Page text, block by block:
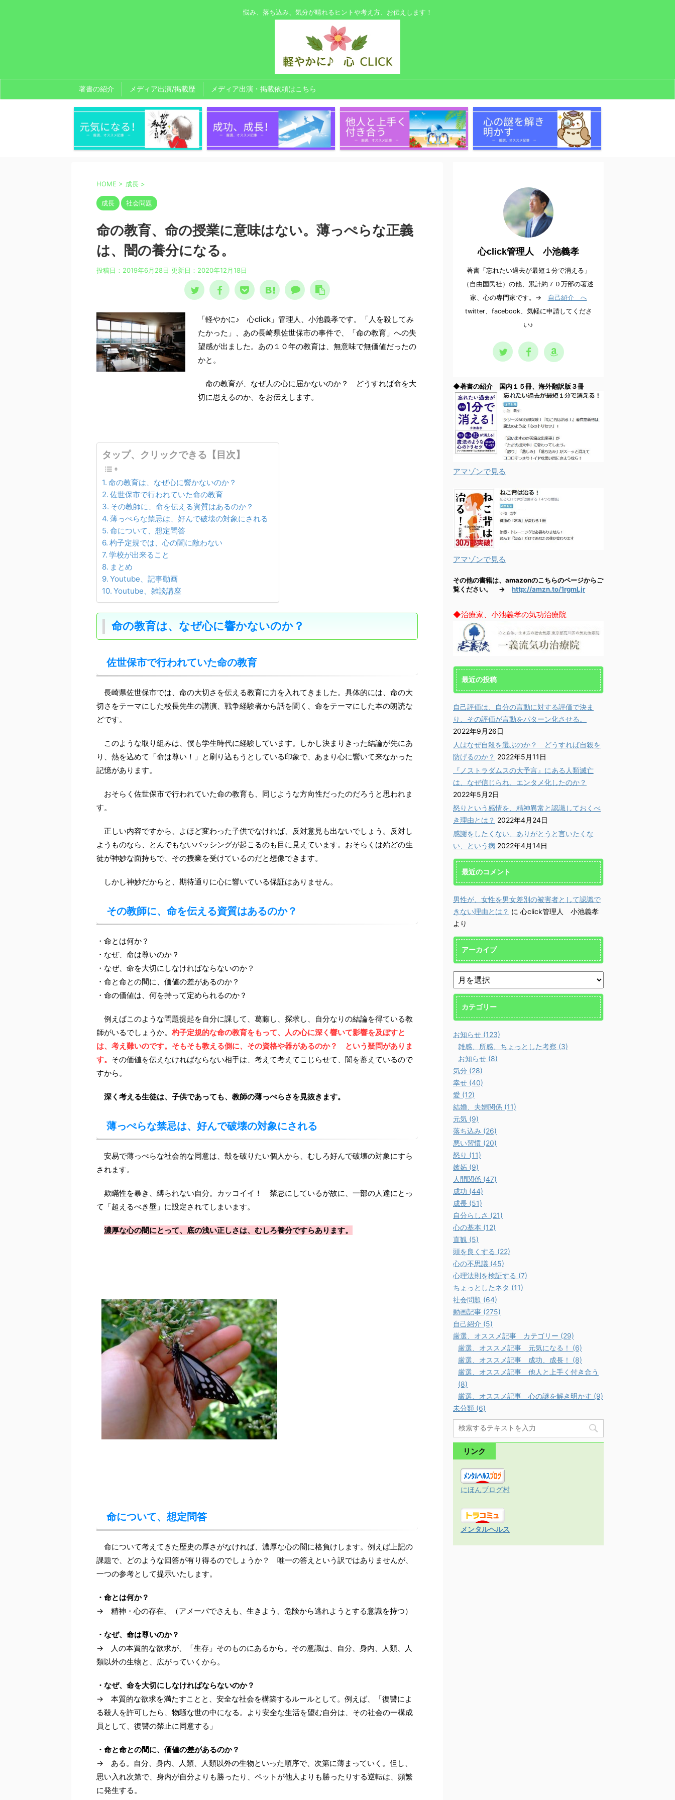
悩み、落ち込み、気分が晴れるヒントや考え方、お伝えします！
著書の紹介 メディア出演/掲載歴 メディア出演・掲載依頼はこちら
HOME > 成長 >
成長 社会問題
命の教育、命の授業に意味はない。薄っぺらな正義
は、闇の養分になる。
投稿日：2019年6月28日 更新日： 2020年12月18日
「軽やかに♪ 心click」管理人、小池義孝です。「人を殺してみ
たかった」、あの長崎県佐世保市の事件で、「命の教育」への失
望感が出ました。あの１０年の教育は、無意味で無価値だったの
かと。
命の教育が、なぜ人の心に届かないのか？ どうすれば命を大
切に思えるのか、をお伝えします。
タップ、クリックできる【目次】
命の教育は、なぜ心に響かないのか？
佐世保市で行われていた命の教育
その教師に、命を伝える資質はあるのか？
薄っぺらな禁忌は、好んで破壊の対象にされる
命について、想定問答
杓子定規では、心の闇に敵わない
学校が出来ること
まとめ
Youtube、記事動画
Youtube、雑談講座
命の教育は、なぜ心に響かないのか？
佐世保市で行われていた命の教育
長崎県佐世保市では、命の大切さを伝える教育に力を入れてきました。具体的には、命の大
切さをテーマにした校長先生の講演、戦争経験者から話を聞く、命をテーマにした本の朗読な
どです。
このような取り組みは、僕も学生時代に経験しています。しかし決まりきった結論が先にあ
り、熱を込めて「命は尊い！」と刷り込もうとしている印象で、あまり心に響いて来なかった
記憶があります。
おそらく佐世保市で行われていた命の教育も、同じような方向性だったのだろうと思われま
す。
正しい内容ですから、よほど変わった子供でなければ、反対意見も出ないでしょう。反対し
ようものなら、とんでもないバッシングが起こるのも目に見えています。おそらくは殆どの生
徒が神妙な面持ちで、その授業を受けているのだと想像できます。
しかし神妙だからと、期待通りに心に響いている保証はありません。
その教師に、命を伝える資質はあるのか？
・命とは何か？
・なぜ、命は尊いのか？
・なぜ、命を大切にしなければならないのか？
・命と命との間に、価値の差があるのか？
・命の価値は、何を持って定められるのか？
例えばこのような問題提起を自分に課して、葛藤し、探求し、自分なりの結論を得ている教
師がいるでしょうか。 杓子定規的な命の教育をもって、人の心に深く響いて影響を及ぼすと
は、考え難いのです。そもそも教える側に、その資格や器があるのか？ という疑問がありま
す。 その価値を伝えなければならない相手は、考えて考えてこじらせて、闇を蓄えているので
すから。
深く考える生徒は、子供であっても、教師の薄っぺらさを見抜きます。
薄っぺらな禁忌は、好んで破壊の対象にされる
安易で薄っぺらな社会的な同意は、殻を破りたい個人から、むしろ好んで破壊の対象にすら
されます。
欺瞞性を暴き、縛られない自分。カッコイイ！ 禁忌にしているが故に、一部の人達にとっ
て「超えるべき壁」に設定されてしまいます。
濃厚な心の闇にとって、底の浅い正しさは、むしろ養分ですらあります。
命について、想定問答
命について考えてきた歴史の厚さがなければ、濃厚な心の闇に格負けします。例えば上記の
課題で、どのような回答が有り得るのでしょうか？ 唯一の答えという訳ではありませんが、
一つの参考として提示いたします。
・命とは何か？
→ 精神・心の存在。（アメーバでさえも、生きよう、危険から逃れようとする意識を持つ）
・なぜ、命は尊いのか？
→ 人の本質的な欲求が、「生存」そのものにあるから。その意識は、自分、身内、人類、人
類以外の生物と、広がっていくから。
・なぜ、命を大切にしなければならないのか？
→ 本質的な欲求を満たすことと、安全な社会を構築するルールとして。例えば、「復讐によ
る殺人を許可したら、物騒な世の中になる。より安全な生活を望む自分は、その社会の一構成
員として、復讐の禁止に同意する」
・命と命との間に、価値の差があるのか？
→ ある。自分、身内、人類、人類以外の生物といった順序で、次第に薄まっていく。但し、
思い入れ次第で、身内が自分よりも勝ったり、ペットが他人よりも勝ったりする逆転は、頻繁
に発生する。
心click管理人 小池義孝
著書「忘れたい過去が最短１分で消える」
（自由国民社）の他、累計約７０万部の著述
家、心の専門家です。→ 自己紹介 へ
twitter、facebook、気軽に申請してくださ
い♪
◆著書の紹介 国内１５冊、海外翻訳版３冊
アマゾンで見る
アマゾンで見る
その他の書籍は、amazonのこちらのページからご
覧ください。 → http://amzn.to/1rgmLjr
◆治療家、小池義孝の気功治療院
最近の投稿
自己評価は、自分の言動に対する評価で決ま
り、その評価が言動をパターン化させる。
2022年9月26日
人はなぜ自殺を選ぶのか？ どうすれば自殺を
防げるのか？ 2022年5月11日
『ノストラダムスの大予言』にある人類滅亡
は、なぜ信じられ、エンタメ化したのか？
2022年5月2日
怒りという感情を、精神異常と認識しておくべ
き理由とは？ 2022年4月24日
感謝をしたくない、ありがとうと言いたくな
い、という病 2022年4月14日
最近のコメント
男性が、女性を男女差別の被害者として認識で
きない理由とは？ に 心click管理人 小池義孝
より
アーカイブ
カテゴリー
お知らせ (123)
雑感、所感、ちょっとした考察 (3)
お知らせ (8)
気分 (28)
幸せ (40)
愛 (12)
結婚、夫婦関係 (11)
元気 (9)
落ち込み (26)
悪い習慣 (20)
怒り (11)
嫉妬 (9)
人間関係 (47)
成功 (44)
成長 (51)
自分らしさ (21)
心の基本 (12)
直観 (5)
頭を良くする (22)
心の不思議 (45)
心理法則を検証する (7)
ちょっとしたネタ (11)
社会問題 (64)
動画記事 (275)
自己紹介 (5)
厳選、オススメ記事 カテゴリー (29)
厳選、オススメ記事 元気になる！ (6)
厳選、オススメ記事 成功、成長！ (8)
厳選、オススメ記事 他人と上手く付き合う
(8)
厳選、オススメ記事 心の謎を解き明かす (9)
未分類 (6)
リンク
にほんブログ村
メンタルヘルス